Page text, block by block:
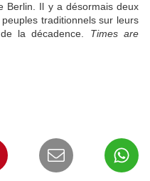
Berlin. Il y a désormais deux
traditionnels sur leurs
la décadence. Times are